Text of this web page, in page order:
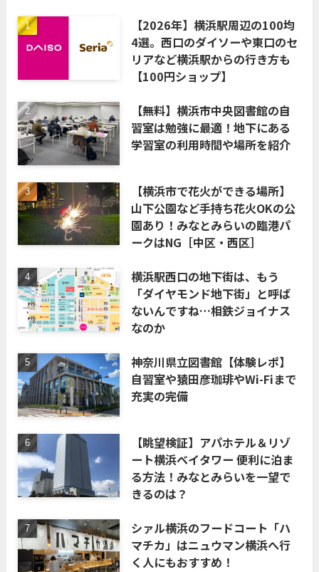
【2026年】横浜駅周辺の100均
4選。西口のダイソーや東口のセ
リアなど横浜駅からの行き方も
【100円ショップ】
【無料】横浜市中央図書館の自
習室は勉強に最適！地下にある
学習室の利用時間や場所を紹介
【横浜市で花火ができる場所】
山下公園など手持ち花火OKの公
園あり！みなとみらいの臨港パ
ークはNG［中区・西区］
横浜駅西口の地下街は、もう
「ダイヤモンド地下街」と呼ば
ないんですね…相鉄ジョイナス
なのか
神奈川県立図書館【体験レポ】
自習室や猿田彦珈琲やWi-Fiまで
充実の完備
【眺望検証】アパホテル＆リゾ
ート横浜ベイタワー 便利に泊ま
る方法！みなとみらいを一望で
きるのは？
シァル横浜のフードコート「ハ
マチカ」はニュウマン横浜へ行
く人にもおすすめ！